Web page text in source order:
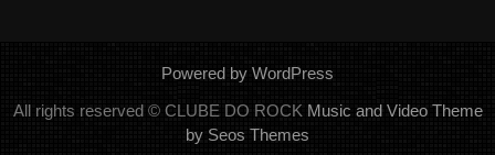
Powered by WordPress
All rights reserved © CLUBE DO ROCK Music and Video Theme
by Seos Themes